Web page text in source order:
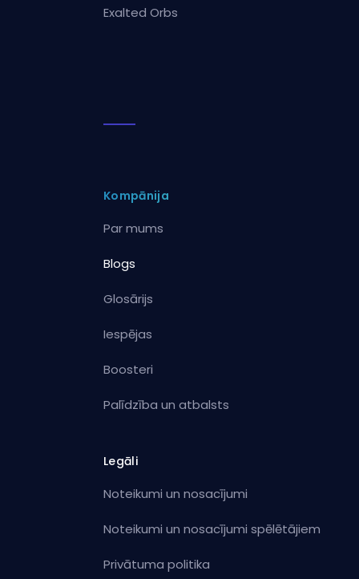
Exalted Orbs
Kompānija
Par mums
Blogs
Glosārijs
Iespējas
Boosteri
Palīdzība un atbalsts
Legāli
Noteikumi un nosacījumi
Noteikumi un nosacījumi spēlētājiem
Privātuma politika